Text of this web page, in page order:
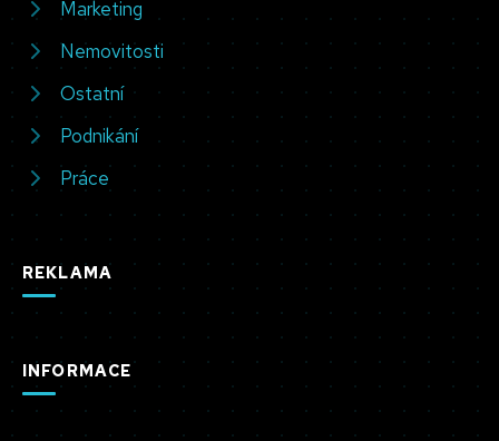
Marketing
Nemovitosti
Ostatní
Podnikání
Práce
REKLAMA
INFORMACE